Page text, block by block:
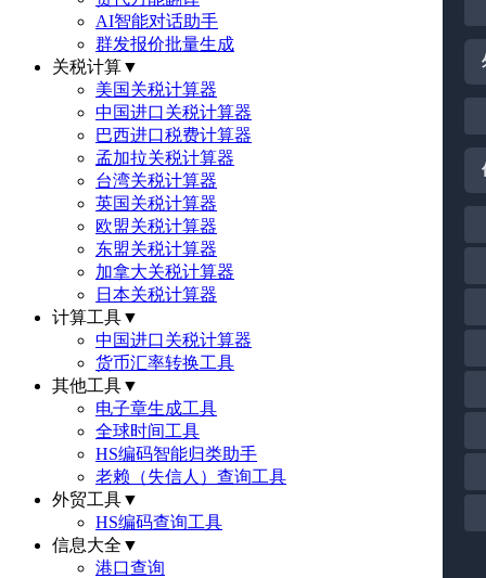
AI智能对话助手
群发报价批量生成
关税计算▼
美国关税计算器
中国进口关税计算器
巴西进口税费计算器
孟加拉关税计算器
台湾关税计算器
英国关税计算器
欧盟关税计算器
东盟关税计算器
加拿大关税计算器
日本关税计算器
计算工具▼
中国进口关税计算器
货币汇率转换工具
其他工具▼
电子章生成工具
全球时间工具
HS编码智能归类助手
老赖（失信人）查询工具
外贸工具▼
HS编码查询工具
信息大全 ▼
港口查询